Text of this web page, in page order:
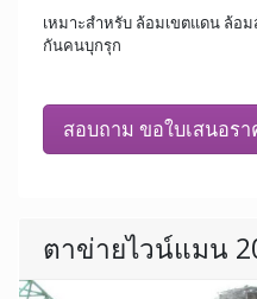
เหมาะสำหรับ ล้อมเขตแดน ล้
กันคนบุกรุก
สอบถาม ขอใบเสนอรา
ตาข่ายไวน์แมน